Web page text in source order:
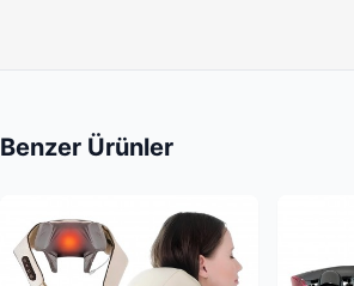
Benzer Ürünler